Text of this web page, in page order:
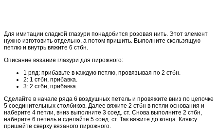
Для имитации сладкой глазури понадобится розовая нить. Этот элемент
нужно изготовить отдельно, а потом пришить. Выполните скользящую
петлю и внутрь вяжите 6 стбн.
Описание вязание глазури для пирожного:
1 ряд: прибавьте в каждую петлю, провязывая по 2 стбн.
2: 1 стбн, прибавка.
3: 2 стбн, прибавка.
Сделайте в начале ряда 6 воздушных петель и провяжите вниз по цепочке
5 соединительных столбиков. Далее вяжите 2 стбн в петли основания и
наберите 4 петли, вниз выполните 3 соед. ст. Снова выполните 2 стбн,
наберите 6 петель и сделайте 5 соед. ст. Так вяжите до конца. Кляксу
пришейте сверху вязаного пирожного.